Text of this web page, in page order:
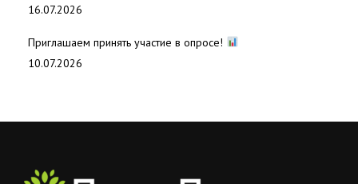
16.07.2026
Приглашаем принять участие в опросе!
10.07.2026